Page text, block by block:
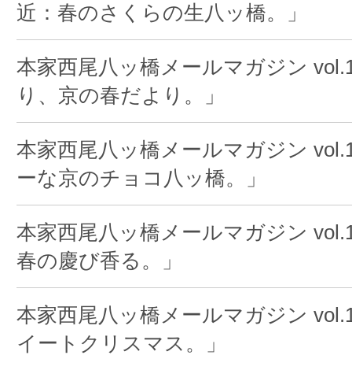
近：春のさくらの生八ッ橋。」
本家西尾八ッ橋メールマガジン
り、京の春だより。」
本家西尾八ッ橋メールマガジン
ーな京のチョコ八ッ橋。」
本家西尾八ッ橋メールマガジン
春の慶び香る。」
本家西尾八ッ橋メールマガジン
イートクリスマス。」